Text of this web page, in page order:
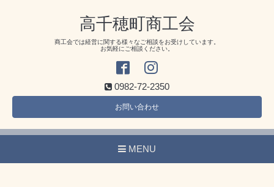
高千穂町商工会
商工会では経営に関する様々なご相談をお受けしています。
お気軽にご相談ください。
0982-72-2350
お問い合わせ
MENU